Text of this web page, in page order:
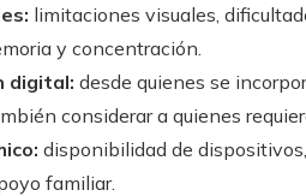
limitaciones visuales,
y concentración.
digital: desde quienes se
considerar a quienes
disponibilidad de
familiar.